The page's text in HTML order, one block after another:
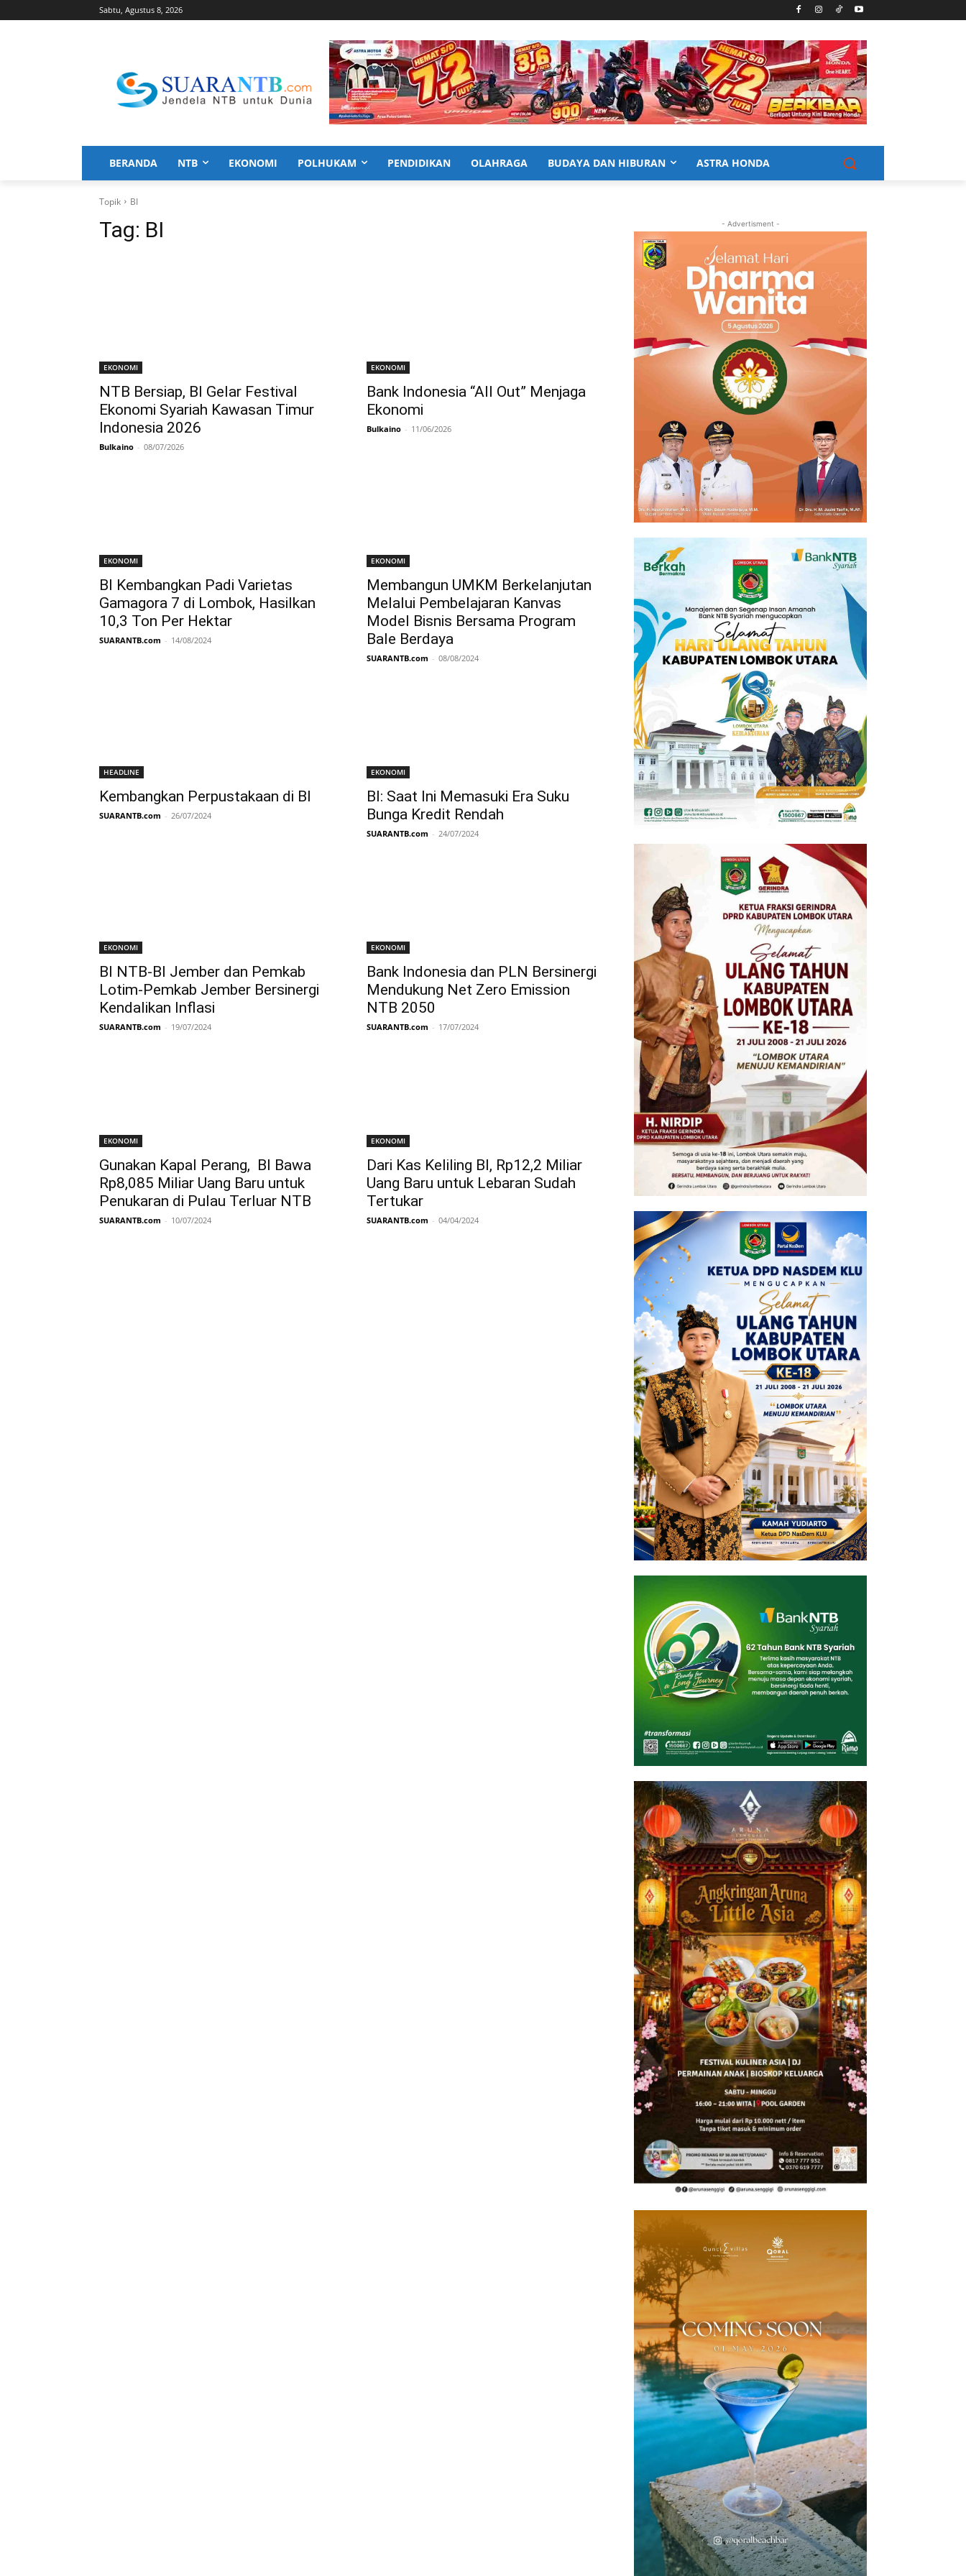
Sabtu, Agustus 8, 2026
BERANDA NTB EKONOMI POLHUKAM PENDIDIKAN OLAHRAGA BUDAYA DAN HIBURAN ASTRA HONDA
Topik BI
Tag: BI
EKONOMI
NTB Bersiap, BI Gelar Festival
Ekonomi Syariah Kawasan Timur
Indonesia 2026
Bulkaino - 08/07/2026
EKONOMI
Bank Indonesia “All Out” Menjaga
Ekonomi
Bulkaino - 11/06/2026
EKONOMI
BI Kembangkan Padi Varietas
Gamagora 7 di Lombok, Hasilkan
10,3 Ton Per Hektar
SUARANTB.com - 14/08/2024
EKONOMI
Membangun UMKM Berkelanjutan
Melalui Pembelajaran Kanvas
Model Bisnis Bersama Program
Bale Berdaya
SUARANTB.com - 08/08/2024
HEADLINE
Kembangkan Perpustakaan di BI
SUARANTB.com - 26/07/2024
EKONOMI
BI: Saat Ini Memasuki Era Suku
Bunga Kredit Rendah
SUARANTB.com - 24/07/2024
EKONOMI
BI NTB-BI Jember dan Pemkab
Lotim-Pemkab Jember Bersinergi
Kendalikan Inflasi
SUARANTB.com - 19/07/2024
EKONOMI
Bank Indonesia dan PLN Bersinergi
Mendukung Net Zero Emission
NTB 2050
SUARANTB.com - 17/07/2024
EKONOMI
Gunakan Kapal Perang, BI Bawa
Rp8,085 Miliar Uang Baru untuk
Penukaran di Pulau Terluar NTB
SUARANTB.com - 10/07/2024
EKONOMI
Dari Kas Keliling BI, Rp12,2 Miliar
Uang Baru untuk Lebaran Sudah
Tertukar
SUARANTB.com - 04/04/2024
- Advertisment -